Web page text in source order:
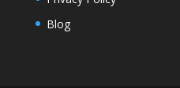
Blog